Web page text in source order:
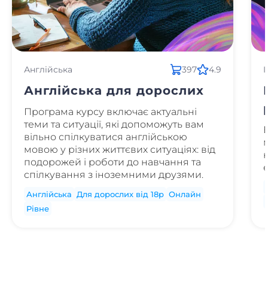
Англійська 397 4.9
Англійська для дорослих
Програма курсу включає актуальні
теми та ситуації, які допоможуть вам
вільно спілкуватися англійською
мовою у різних життєвих ситуаціях: від
подорожей і роботи до навчання та
спілкування з іноземними друзями.
Англійська Для дорослих від 18р Онлайн
Рівне